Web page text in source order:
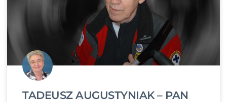
TADEUSZ AUGUSTYNIAK – PAN